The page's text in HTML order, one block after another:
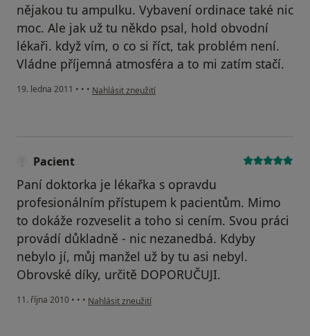
nějakou tu ampulku. Vybavení ordinace také nic
moc. Ale jak už tu někdo psal, hold obvodní
lékaři. když vím, o co si říct, tak problém není.
Vládne příjemná atmosféra a to mi zatím stačí.
19. ledna 2011 • • • podle názoru uživatele Váš účet byl odstraněn
Nahlásit zneužití
Pacient
Paní doktorka je lékařka s opravdu
profesionálním přístupem k pacientům. Mimo
to dokáže rozveselit a toho si cením. Svou práci
provádí důkladně - nic nezanedbá. Kdyby
nebylo jí, můj manžel už by tu asi nebyl.
Obrovské díky, určitě DOPORUČUJI.
11. října 2010 • • • podle názoru uživatele Pacient
Nahlásit zneužití